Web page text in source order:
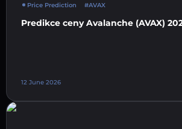
Price Prediction #AVAX
Predikce ceny Avalanche (AVAX)
12 June 2026